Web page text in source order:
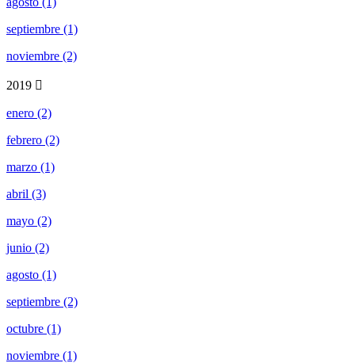
septiembre (1)
noviembre (2)
2019
enero (2)
febrero (2)
marzo (1)
abril (3)
mayo (2)
junio (2)
agosto (1)
septiembre (2)
octubre (1)
noviembre (1)